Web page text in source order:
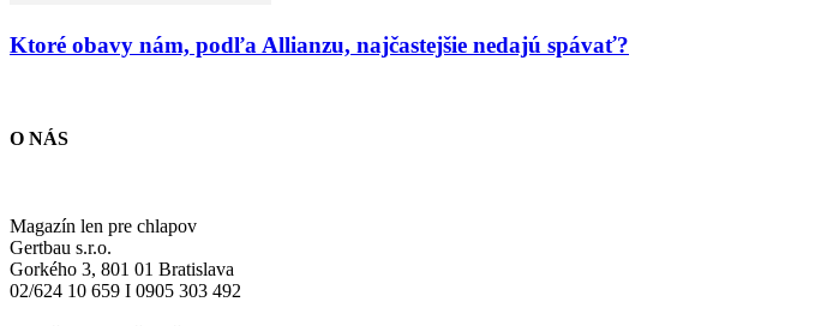
Ktoré obavy nám, podľa Allianzu, najčastejšie nedajú spávať?
O NÁS
Magazín len pre chlapov
Gertbau s.r.o.
Gorkého 3, 801 01 Bratislava
02/624 10 659 I 0905 303 492